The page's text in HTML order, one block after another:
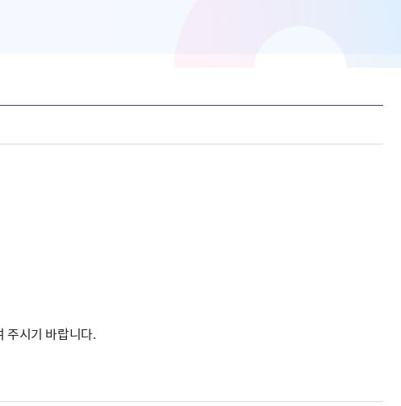
주시기 바랍니다.